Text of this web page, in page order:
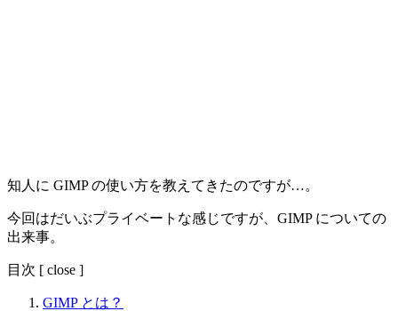
知人に GIMP の使い方を教えてきたのですが…。
今回はだいぶプライベートな感じですが、GIMP についての
出来事。
目次 [ close ]
GIMP とは？